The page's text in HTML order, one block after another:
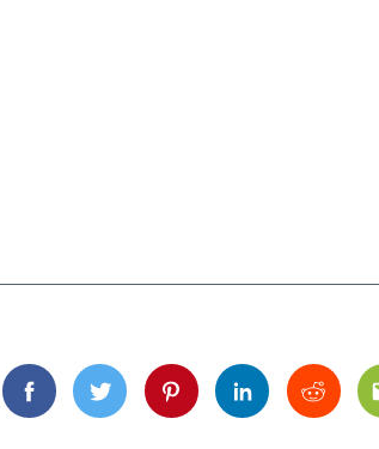
FacebookTwitterPinterestLinkedinReddit